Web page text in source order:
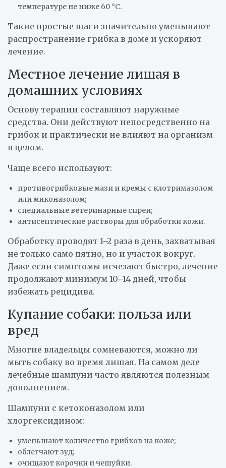
температуре не ниже 60 °C.
Такие простые шаги значительно уменьшают
распространение грибка в доме и ускоряют
лечение.
Местное лечение лишая в
домашних условиях
Основу терапии составляют наружные
средства. Они действуют непосредственно на
грибок и практически не влияют на организм
в целом.
Чаще всего используют:
противогрибковые мази и кремы с клотримазолом
или миконазолом;
специальные ветеринарные спреи;
антисептические растворы для обработки кожи.
Обработку проводят 1–2 раза в день, захватывая
не только само пятно, но и участок вокруг.
Даже если симптомы исчезают быстро, лечение
продолжают минимум 10–14 дней, чтобы
избежать рецидива.
Купание собаки: польза или
вред
Многие владельцы сомневаются, можно ли
мыть собаку во время лишая. На самом деле
лечебные шампуни часто являются полезным
дополнением.
Шампуни с кетоконазолом или
хлоргексидином:
уменьшают количество грибков на коже;
облегчают зуд;
очищают корочки и чешуйки.